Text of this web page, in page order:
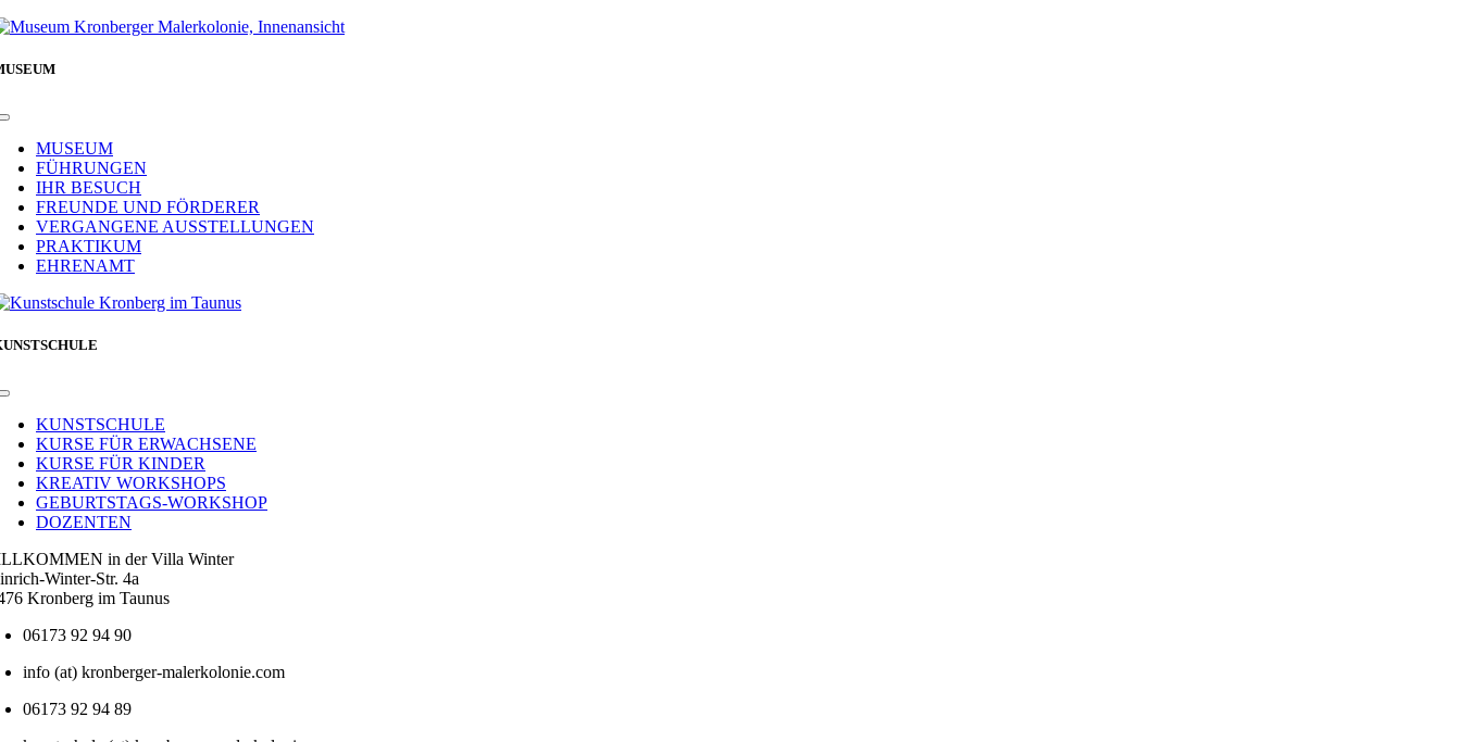
Toggle
NavigationMUSEUM
FÜHRUNGEN
IHR BESUCH
FREUNDE UND FÖRDERER
VERGANGENE AUSSTELLUNGEN
PRAKTIKUM
EHRENAMT
Toggle
NavigationKUNSTSCHULE
KURSE FÜR ERWACHSENE
KURSE FÜR KINDER
KREATIV WORKSHOPS
GEBURTSTAGS-WORKSHOP
DOZENTEN
in der Villa Winter
Winter-Str. 4a
Kronberg im Taunus
06173 92 94 90
info (at) kronberger-malerkolonie.com
06173 92 94 89